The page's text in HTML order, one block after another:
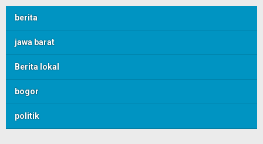
berita
jawa barat
Berita lokal
bogor
politik